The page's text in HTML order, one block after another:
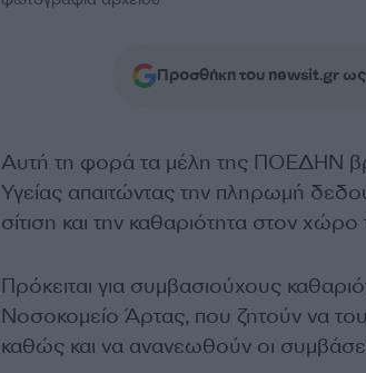
Προσθήκη του newsit.gr ως
Αυτή τη φορά τα μέλη της ΠΟΕΔΗΝ
Υγείας απαιτώντας την πληρωμή
σίτιση και την καθαριότητα στον χώρο
Πρόκειται για συμβασιούχους
Νοσοκομείο Άρτας, που ζητούν να
καθώς και να ανανεωθούν οι